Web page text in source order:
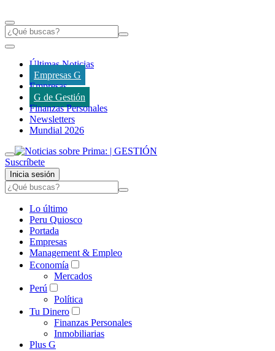
Últimas Noticias
Empresas G
Empresas
G de Gestión
Finanzas Personales
Newsletters
Mundial 2026
Suscríbete
Inicia sesión
Lo último
Peru Quiosco
Portada
Empresas
Management & Empleo
Economía
Mercados
Perú
Política
Tu Dinero
Finanzas Personales
Inmobiliarias
Plus G